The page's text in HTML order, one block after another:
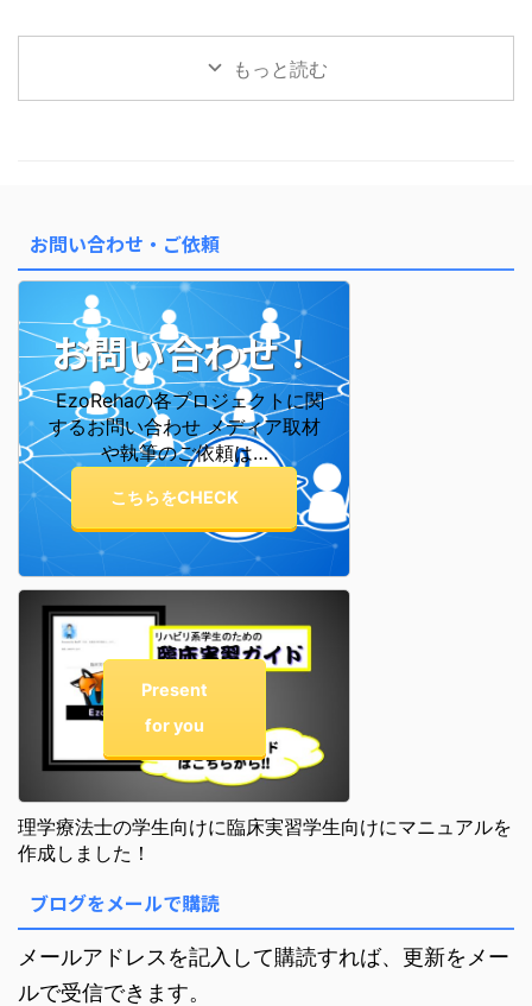
行動パターンが変わるというお話
をしました。 今回はさらに深
表しています。 これが「十二大
従星」です。 この星を知ると、
なぜ自分はこう感じやすいのか ...
もっと読む
お問い合わせ・ご依頼
お問い合わせ！
EzoRehaの各プロジェクトに関
するお問い合わせ メディア取材
や執筆のご依頼は…
こちらをCHECK
Present
for you
理学療法士の学生向けに臨床実習学生向けにマニュアルを
作成しました！
ブログをメールで購読
メールアドレスを記入して購読すれば、更新をメー
ルで受信できます。